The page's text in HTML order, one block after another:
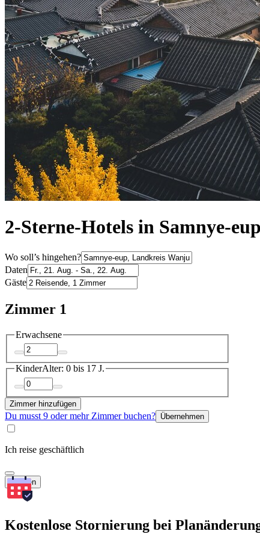
2-Sterne-Hotels in Samnye-eup
Wo soll’s hingehen?
Daten
Gäste
Zimmer 1
Erwachsene
KinderAlter: 0 bis 17 J.
Zimmer hinzufügen
Du musst 9 oder mehr Zimmer buchen? Übernehmen
Ich reise geschäftlich
Suchen
Kostenlose Stornierung bei